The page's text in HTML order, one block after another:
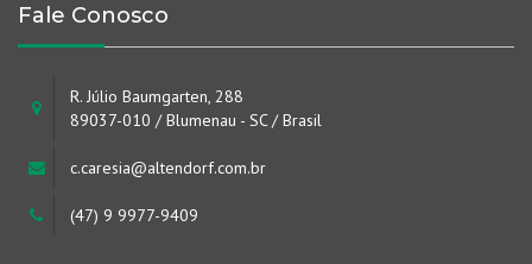
Fale Conosco
R. Júlio Baumgarten, 288
89037-010 / Blumenau - SC / Brasil
c.caresia@altendorf.com.br
(47) 9 9977-9409